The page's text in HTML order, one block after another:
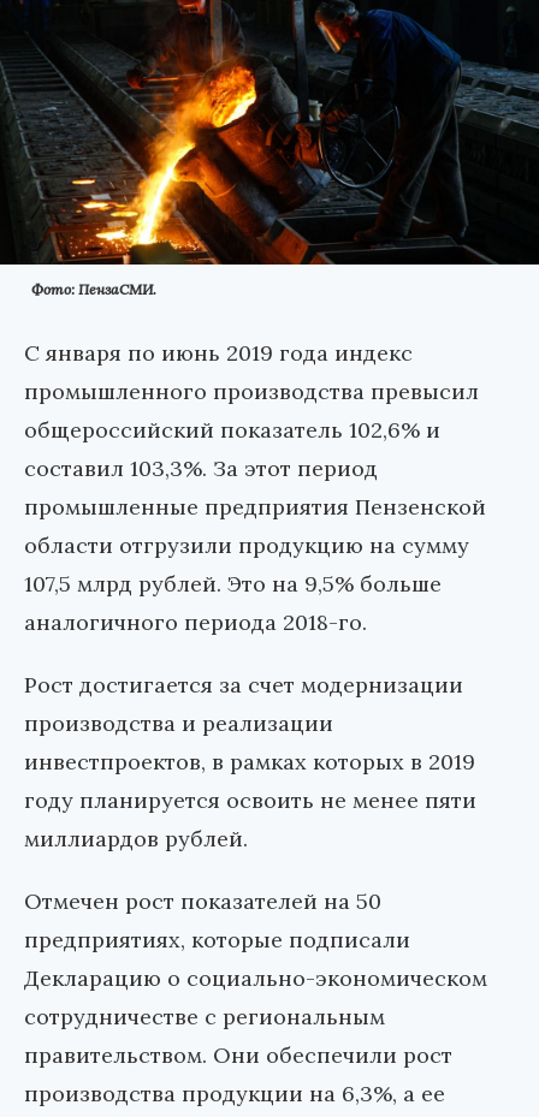
Фото: ПензаСМИ.
С января по июнь 2019 года индекс
промышленного производства превысил
общероссийский показатель 102,6% и
составил 103,3%. За этот период
промышленные предприятия Пензенской
области отгрузили продукцию на сумму
107,5 млрд рублей. Это на 9,5% больше
аналогичного периода 2018-го.
Рост достигается за счет модернизации
производства и реализации
инвестпроектов, в рамках которых в 2019
году планируется освоить не менее пяти
миллиардов рублей.
Отмечен рост показателей на 50
предприятиях, которые подписали
Декларацию о социально-экономическом
сотрудничестве с региональным
правительством. Они обеспечили рост
производства продукции на 6,3%, а ее